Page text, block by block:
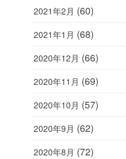
2021年2月 (60)
2021年1月 (68)
2020年12月 (66)
2020年11月 (69)
2020年10月 (57)
2020年9月 (62)
2020年8月 (72)